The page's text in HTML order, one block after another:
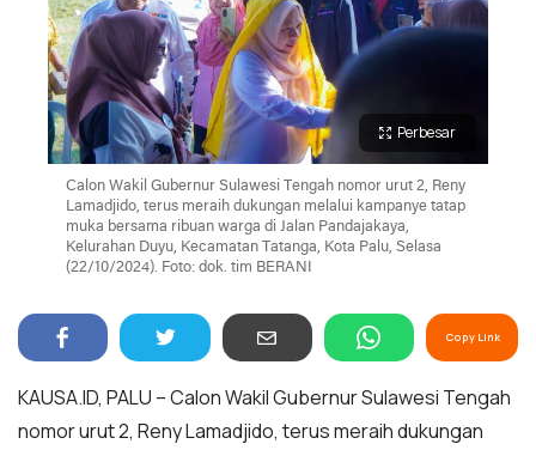
Perbesar
Calon Wakil Gubernur Sulawesi Tengah nomor urut 2, Reny
Lamadjido, terus meraih dukungan melalui kampanye tatap
muka bersama ribuan warga di Jalan Pandajakaya,
Kelurahan Duyu, Kecamatan Tatanga, Kota Palu, Selasa
(22/10/2024). Foto: dok. tim BERANI
Copy Link
KAUSA.ID, PALU – Calon Wakil Gubernur Sulawesi Tengah
nomor urut 2, Reny Lamadjido, terus meraih dukungan